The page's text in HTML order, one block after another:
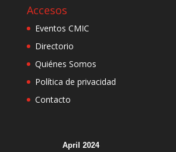
Accesos
Eventos CMIC
Directorio
Quiénes Somos
Política de privacidad
Contacto
April 2024